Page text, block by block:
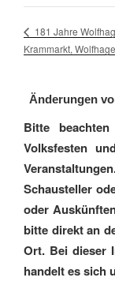
181 Jahre
Krammarkt,
Änderungen
Bitte
Volksfesten
Schausteller
oder
bitte direkt an
Ort. Bei dieser
handelt es sich